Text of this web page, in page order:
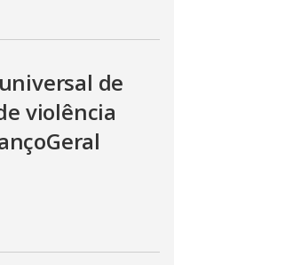
de
violência